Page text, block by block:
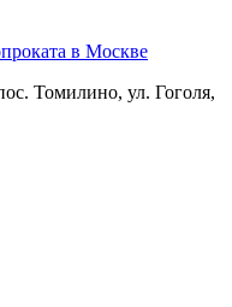
Томилино, ул. Гоголя,